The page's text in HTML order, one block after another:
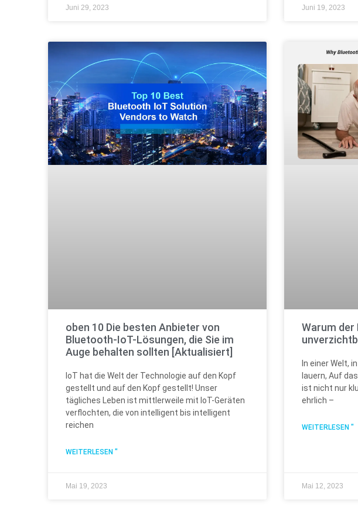
Juni 29, 2023 Juni 19, 2023
oben 10 Die besten Anbieter von
Bluetooth-IoT-Lösungen, die Sie im
Auge behalten sollten [Aktualisiert]
IoT hat die Welt der Technologie auf den Kopf
gestellt und auf den Kopf gestellt! Unser
tägliches Leben ist mittlerweile mit IoT-Geräten
verflochten, die von intelligent bis intelligent
reichen
WEITERLESEN "
Mai 19, 2023
Warum
In einer Welt,
lauern, Auf
ist nicht nur
ehrlich –
WEITERLESEN "
Mai 12, 2023